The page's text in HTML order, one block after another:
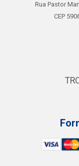
Rua Pastor
CEP